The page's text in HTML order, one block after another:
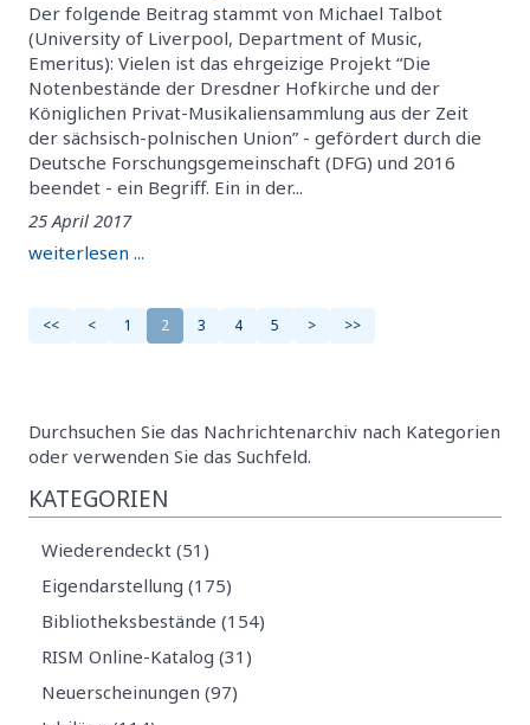
Der folgende Beitrag stammt von Michael Talbot
(University of Liverpool, Department of Music,
Emeritus): Vielen ist das ehrgeizige Projekt “Die
Notenbestände der Dresdner Hofkirche und der
Königlichen Privat-Musikaliensammlung aus der Zeit
der sächsisch-polnischen Union” - gefördert durch die
Deutsche Forschungsgemeinschaft (DFG) und 2016
beendet - ein Begriff. Ein in der...
25 April 2017
weiterlesen ...
<< < 1 2 3 4 5 > >>
Durchsuchen Sie das Nachrichtenarchiv nach Kategorien
oder verwenden Sie das Suchfeld.
KATEGORIEN
Wiederendeckt (51)
Eigendarstellung (175)
Bibliotheksbestände (154)
RISM Online-Katalog (31)
Neuerscheinungen (97)